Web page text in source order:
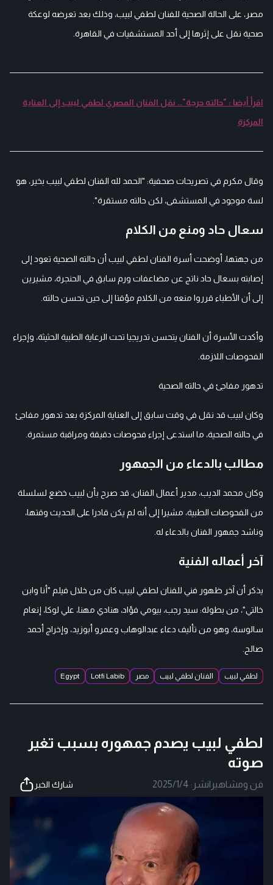
مصر، على الحالة الصحية للفنان لطفي لبيب، وذلك بعد تعرضه لوعكة
صحية نقل على إثرها إلى أحد المستشفيات في القاهرة.
اقرأ أيضا : "حالته حرجة".. نقل الفنان المصري لطفي لبيب إلى العناية
المركزة
وقال مكرم في تصريحات صحفية: "الحمد لله الفنان لطفي لبيب بخير، هو
لسة موجود في المستشفى، لكن حالته مستقرة".
سعال حاد ومنع من الكلام
من جهتها، أوضحت أسرة الفنان لطفي لبيب أن حالته الصحية تعود إلى
إصابته بسعال حاد ناتج عن مضاعفات ورم سابق في الحنجرة، مشيرين
إلى أن الأطباء قرروا منعه من الكلام مؤقتا إلى حين تحسن حالته.
وأكدت الأسرة أن الفنان يتحسن تدريجيا تحت الرعاية الطبية الحثيثة، وإجراء
الفحوصات اللازمة.
تدهور مفاجئ في حالته الصحية
وكان لبيب قد نقل في وقت سابق إلى العناية المركزة بعد تدهور مفاجئ
في حالته الصحية، ما استدعى إجراء فحوصات دقيقة ومراقبة مستمرة.
مطالب بالدعاء من الجمهور
وكان محمد الديب، مدير أعمال الفنان، قد صرح بأن لبيب خضع لسلسلة
من الفحوصات الطبية، مشيرا إلى أنه لم يكن قادرا على الحديث وقتها،
وناشد جمهور الفنان بالدعاء له.
آخر أعماله الفنية
يذكر أن آخر ظهور فني للفنان لطفي لبيب كان من خلال فيلم "أنا وابن
خالتي"، من بطولة: سيد رجب، بيومي فؤاد، هنادي مهنا، علي لوكا، إنعام
سالوسة، وهو من تأليف دعاء عبدالوهاب وعمرو أبوزيد، وإخراج أحمد
صالح.
لطفي لبيب الفنان لطفي لبيب مصر Lotfi Labib
Egypt
لطفي لبيب يصدم جمهوره بسبب تغير
صوته
فن ومشاهير |نشر: 2025/1/4 شارك الخبر